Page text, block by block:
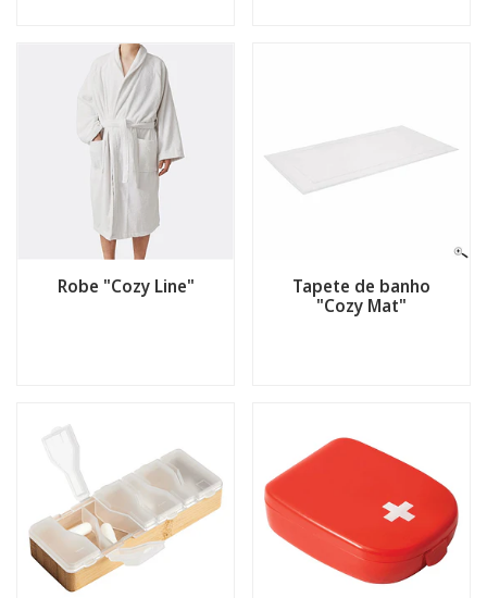
Robe "Cozy Line"
Tapete de banho
"Cozy Mat"